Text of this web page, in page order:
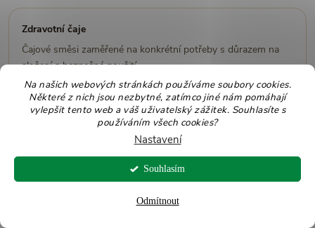
Na našich webových stránkách používáme soubory cookies.
Některé z nich jsou nezbytné, zatímco jiné nám pomáhají
vylepšit tento web a váš uživatelský zážitek. Souhlasíte s
používáním všech cookies?
Nastavení
Odmítnout
Souhlasím
Zdravotní čaje
Čajové směsi zaměřené na konkrétní potřeby s důrazem na
složení a bezpečné použití.
Podpora trávení
Produkty tematicky zaměřené na lehčí pocit po jídle a
každodenní trávicí komfort.